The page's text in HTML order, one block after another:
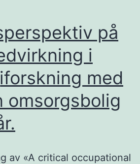
på
i
med
omsorgsbolig
av «A critical occupational